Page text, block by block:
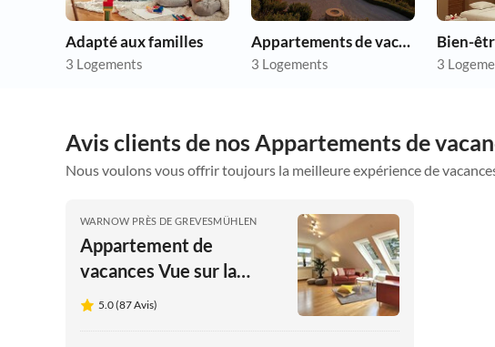
Adapté aux familles
3 Logements
Appartements de vacances pas chers
3 Logements
Bien-
3
Avis clients de nos Appartements de
Nous voulons vous offrir toujours la meilleure expérience de
WARNOW PRÈS DE GREVESMÜHLEN
Appartement de
vacances Vue sur la
Prairie Pâquerette
5.0 (87 Avis)